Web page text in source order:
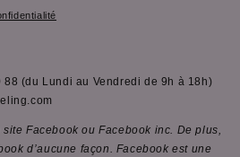
(du Lundi au Vendredi de 9h à 18h)
Facebook ou Facebook inc. De plus,
d’aucune façon. Facebook est une